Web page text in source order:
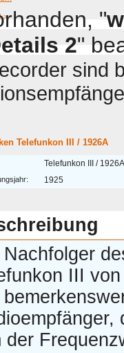
>
"
2"
sind
Telefunkon III / 1926A
Telefunkon III / 1926A
1925
Nachfolger
III
der